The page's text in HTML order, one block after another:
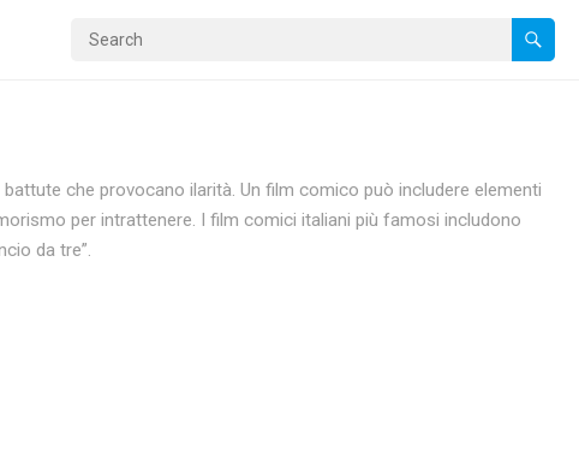
che provocano ilarità. Un film comico può includere elementi
per intrattenere. I film comici italiani più famosi includono
da tre”.